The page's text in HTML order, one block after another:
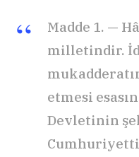
Madde 1. —
milletindir.
etmesi
Devletinin